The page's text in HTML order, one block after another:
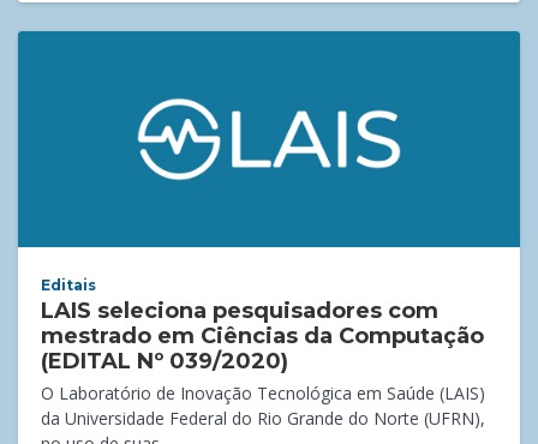
Editais
LAIS seleciona pesquisadores com
mestrado em Ciências da Computação
(EDITAL Nº 039/2020)
O Laboratório de Inovação Tecnológica em Saúde (LAIS)
da Universidade Federal do Rio Grande do Norte (UFRN),